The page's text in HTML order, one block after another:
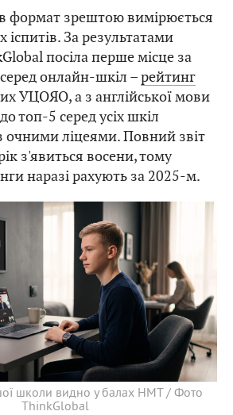
формат зрештою вимірюється
За результатами
посіла перше місце за
онлайн-шкіл –рейтинг
УЦОЯО, а з англійської мови
топ-5 серед усіх шкіл
очними ліцеями. Повний звіт
з'явиться восени, тому
наразі рахують за 2025-м.
школи видно у балах НМТ / Фото
ThinkGlobal